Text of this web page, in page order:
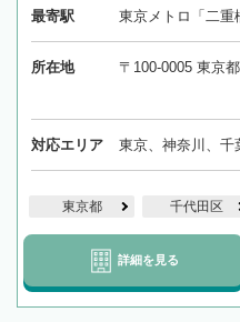
最寄駅 東京メトロ「二重
所在地 〒100-0005 東京
対応エリア 東京、神奈川、千
東京都 千代田区
詳細を見る